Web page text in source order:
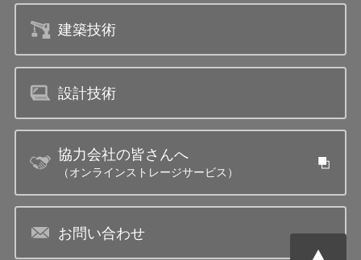
建築技術
設計技術
協力会社の皆さんへ
（オンラインストレージサービス）
お問い合わせ